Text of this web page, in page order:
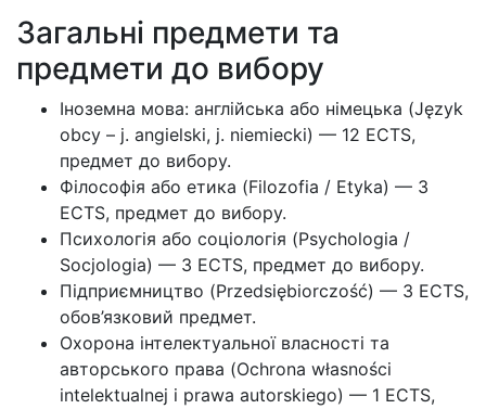
Загальні предмети та
предмети до вибору
Іноземна мова: англійська або німецька (Język
obcy – j. angielski, j. niemiecki) — 12 ECTS,
предмет до вибору.
Філософія або етика (Filozofia / Etyka) — 3
ECTS, предмет до вибору.
Психологія або соціологія (Psychologia /
Socjologia) — 3 ECTS, предмет до вибору.
Підприємництво (Przedsiębiorczość) — 3 ECTS,
обов’язковий предмет.
Охорона інтелектуальної власності та
авторського права (Ochrona własności
intelektualnej i prawa autorskiego) — 1 ECTS,